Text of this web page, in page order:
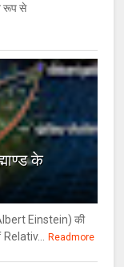
रूप से
के
Einstein) की
Readmore